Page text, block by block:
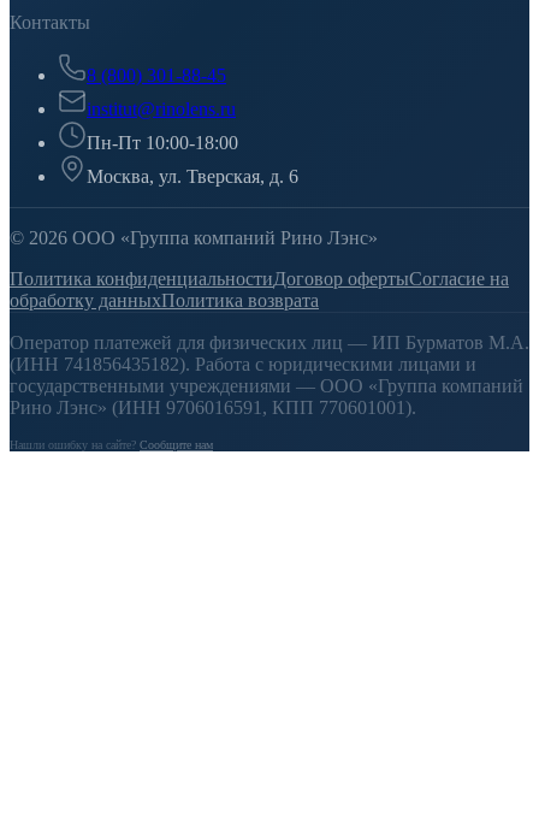
Контакты
8 (800) 301-88-45
institut@rinolens.ru
Пн-Пт 10:00-18:00
Москва, ул. Тверская, д. 6
© 2026 ООО «Группа компаний Рино Лэнс»
Политика конфиденциальностиДоговор офертыСогласие на
обработку данныхПолитика возврата
Оператор платежей для физических лиц — ИП Бурматов М.А.
(ИНН 741856435182). Работа с юридическими лицами и
государственными учреждениями — ООО «Группа компаний
Рино Лэнс» (ИНН 9706016591, КПП 770601001).
Нашли ошибку на сайте? Сообщите нам